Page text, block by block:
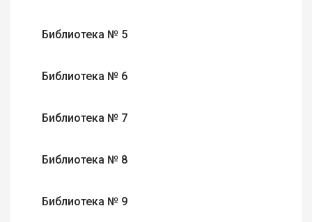
Библиотека № 5
Библиотека № 6
Библиотека № 7
Библиотека № 8
Библиотека № 9